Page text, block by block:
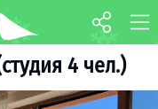
4 чел.)
КАРТА
WEBCAM